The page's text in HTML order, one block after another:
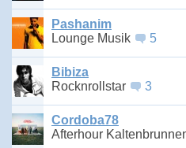
Pashanim
Lounge Musik
5
Bibiza
Rocknrollstar
3
Cordoba78
Afterhour